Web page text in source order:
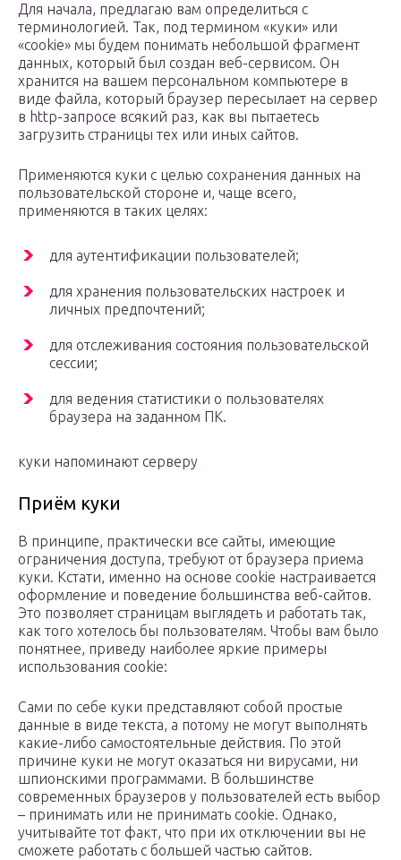
Для начала, предлагаю вам определиться с
терминологией. Так, под термином «куки» или
«cookie» мы будем понимать небольшой фрагмент
данных, который был создан веб-сервисом. Он
хранится на вашем персональном компьютере в
виде файла, который браузер пересылает на сервер
в http-запросе всякий раз, как вы пытаетесь
загрузить страницы тех или иных сайтов.
Применяются куки с целью сохранения данных на
пользовательской стороне и, чаще всего,
применяются в таких целях:
для аутентификации пользователей;
для хранения пользовательских настроек и
личных предпочтений;
для отслеживания состояния пользовательской
сессии;
для ведения статистики о пользователях
браузера на заданном ПК.
куки напоминают серверу
Приём куки
В принципе, практически все сайты, имеющие
ограничения доступа, требуют от браузера приема
куки. Кстати, именно на основе cookie настраивается
оформление и поведение большинства веб-сайтов.
Это позволяет страницам выглядеть и работать так,
как того хотелось бы пользователям. Чтобы вам было
понятнее, приведу наиболее яркие примеры
использования cookie:
Сами по себе куки представляют собой простые
данные в виде текста, а потому не могут выполнять
какие-либо самостоятельные действия. По этой
причине куки не могут оказаться ни вирусами, ни
шпионскими программами. В большинстве
современных браузеров у пользователей есть выбор
– принимать или не принимать cookie. Однако,
учитывайте тот факт, что при их отключении вы не
сможете работать с большей частью сайтов.